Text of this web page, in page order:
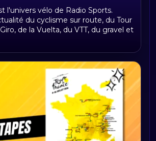
Radio Cyclo, votre
l'univers vélo de Radio Sports.
du cyclisme sur route, du Tour
de la Vuelta, du VTT, du gravel et